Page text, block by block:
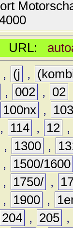
URL:
, (j ,
, 002 , 02
100nx ,
, 114 , 12
, 1300 ,
,
1500/1600
, 1750/ ,
, 1900 ,
204 , 205 ,